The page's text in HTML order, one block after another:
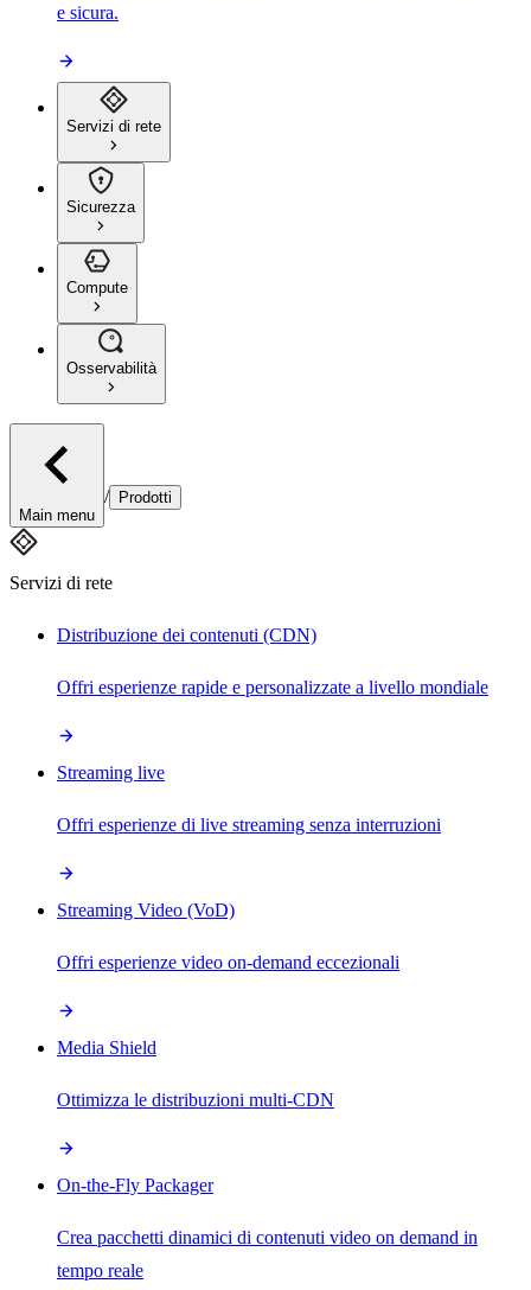
e sicura.
Servizi di rete
Sicurezza
Compute
Osservabilità
Main menu
/ Prodotti
Servizi di rete
Distribuzione dei contenuti (CDN)
Offri esperienze rapide e personalizzate a livello mondiale
Streaming live
Offri esperienze di live streaming senza interruzioni
Streaming Video (VoD)
Offri esperienze video on-demand eccezionali
Media Shield
Ottimizza le distribuzioni multi-CDN
On-the-Fly Packager
Crea pacchetti dinamici di contenuti video on demand in
tempo reale